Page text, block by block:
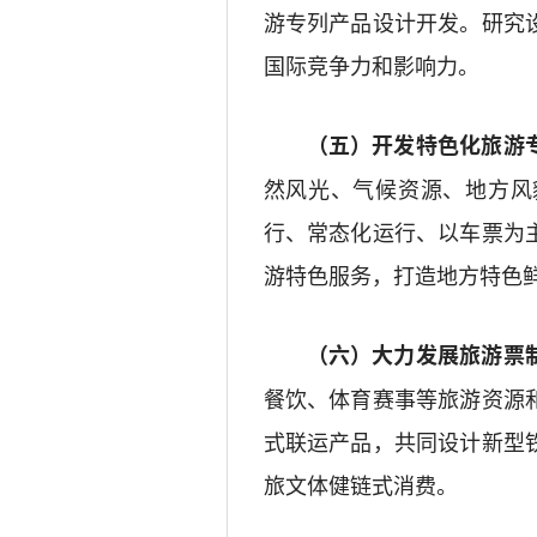
游专列产品设计开发。研
国际竞争力和影响力。
（五）开发特色化旅游
然风光、气候资源、地方
行、常态化运行、以车票
游特色服务，打造地方特色
（六）大力发展旅游票
餐饮、体育赛事等旅游资源
式联运产品，共同设计新型
旅文体健链式消费。